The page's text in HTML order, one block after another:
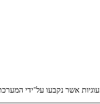
אשר נקבעו על־ידי